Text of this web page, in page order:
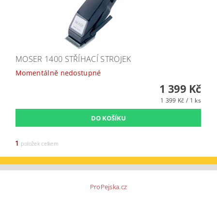
MOSER 1400 STŘÍHACÍ STROJEK
Momentálně nedostupné
1 399 Kč
1 399 Kč / 1 ks
1 položek celkem
ProPejska.cz